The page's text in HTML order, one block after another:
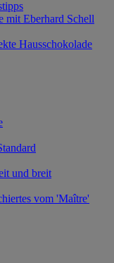
mit Eberhard Schell
Hausschokolade
und breit
vom 'Maître'